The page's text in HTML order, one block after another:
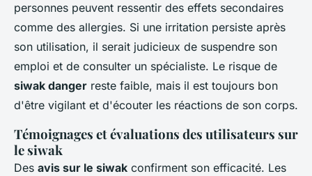
personnes peuvent ressentir des effets secondaires
comme des allergies. Si une irritation persiste après
son utilisation, il serait judicieux de suspendre son
emploi et de consulter un spécialiste. Le risque de
siwak danger reste faible, mais il est toujours bon
d'être vigilant et d'écouter les réactions de son corps.
Témoignages et évaluations des utilisateurs sur
le siwak
Des avis sur le siwak confirment son efficacité. Les